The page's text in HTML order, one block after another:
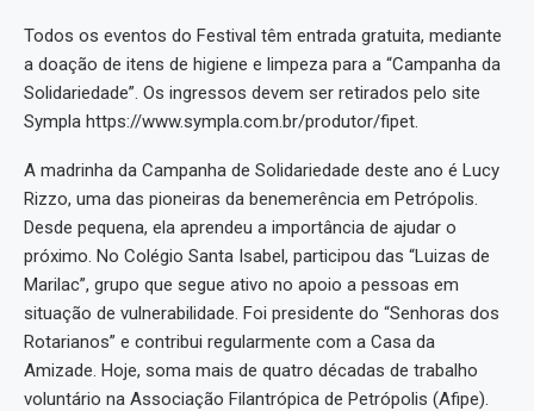
Todos os eventos do Festival têm entrada gratuita, mediante
a doação de itens de higiene e limpeza para a “Campanha da
Solidariedade”. Os ingressos devem ser retirados pelo site
Sympla https://www.sympla.com.br/produtor/fipet.
A madrinha da Campanha de Solidariedade deste ano é Lucy
Rizzo, uma das pioneiras da benemerência em Petrópolis.
Desde pequena, ela aprendeu a importância de ajudar o
próximo. No Colégio Santa Isabel, participou das “Luizas de
Marilac”, grupo que segue ativo no apoio a pessoas em
situação de vulnerabilidade. Foi presidente do “Senhoras dos
Rotarianos” e contribui regularmente com a Casa da
Amizade. Hoje, soma mais de quatro décadas de trabalho
voluntário na Associação Filantrópica de Petrópolis (Afipe).